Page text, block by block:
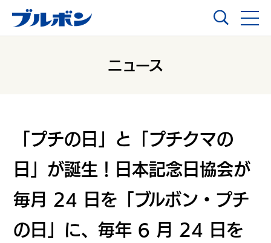
ニュース
「プチの⽇」と「プチクマの
⽇」が誕⽣！⽇本記念⽇協会が
毎⽉ 24 ⽇を「ブルボン・プチ
の⽇」に、毎年 6 ⽉ 24 ⽇を